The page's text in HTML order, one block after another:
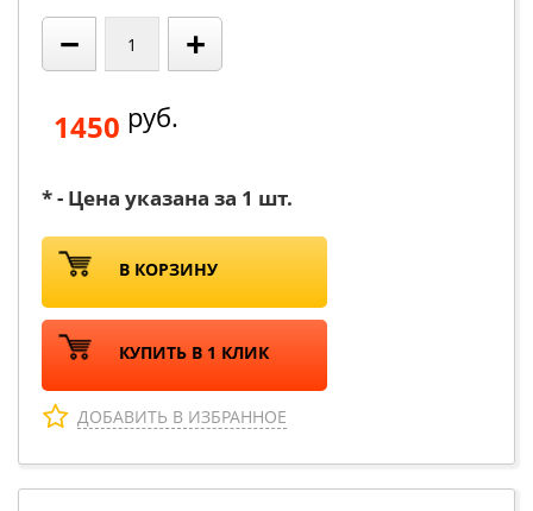
− +
1450 руб.
* - Цена указана за 1 шт.
В КОРЗИНУ
КУПИТЬ В 1 КЛИК
ДОБАВИТЬ В ИЗБРАННОЕ